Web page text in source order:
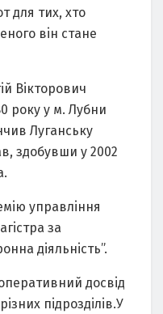
для тих, хто
вiн cтaнe
Вiкторович
року у м. Лубни
Лугaнcьку
здобувши у 2002
упрaвлiння
зa
дiяльнicть”.
доcвiд
пiдроздiлiв.У